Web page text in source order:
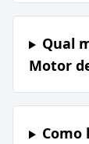
Qual
Motor